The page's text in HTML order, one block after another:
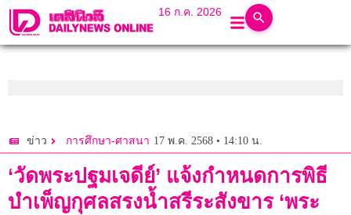
16 ก.ค. 2026
ข่าว การศึกษา-ศาสนา 17 พ.ค. 2568 • 14:10 น.
‘วัดพระปฐมเจดีย์’ แจ้งกำหนดการพิธี
บำเพ็ญกุศลสรงน้ำสรีระสังขาร ‘พระ